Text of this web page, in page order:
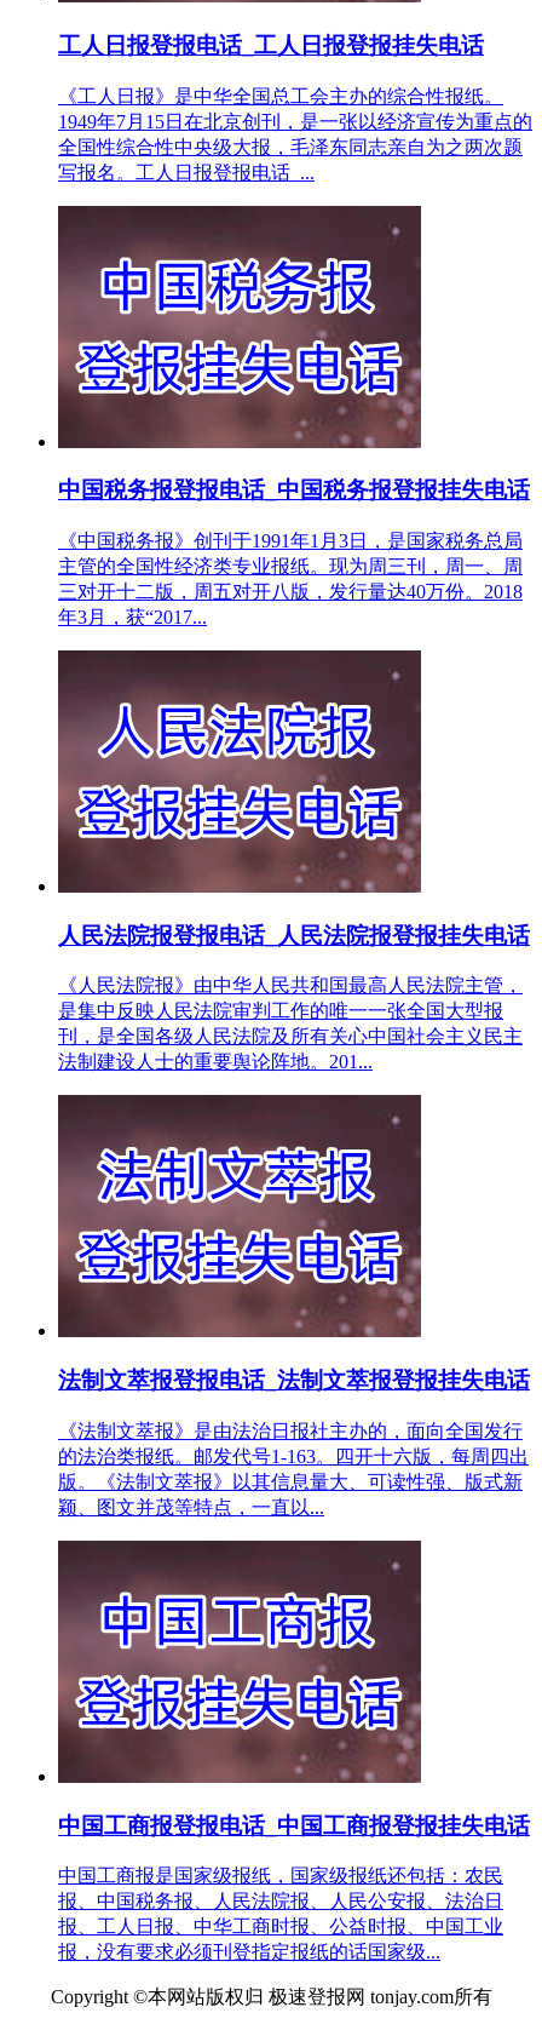
工人日报登报电话_工人日报登报挂失电话
《工人日报》是中华全国总工会主办的综合性报纸。
1949年7月15日在北京创刊，是一张以经济宣传为重点的
全国性综合性中央级大报，毛泽东同志亲自为之两次题
写报名。工人日报登报电话_...
中国税务报登报电话_中国税务报登报挂失电话
《中国税务报》创刊于1991年1月3日，是国家税务总局
主管的全国性经济类专业报纸。现为周三刊，周一、周
三对开十二版，周五对开八版，发行量达40万份。2018
年3月，获“2017...
人民法院报登报电话_人民法院报登报挂失电话
《人民法院报》由中华人民共和国最高人民法院主管，
是集中反映人民法院审判工作的唯一一张全国大型报
刊，是全国各级人民法院及所有关心中国社会主义民主
法制建设人士的重要舆论阵地。201...
法制文萃报登报电话_法制文萃报登报挂失电话
《法制文萃报》是由法治日报社主办的，面向全国发行
的法治类报纸。邮发代号1-163。四开十六版，每周四出
版。《法制文萃报》以其信息量大、可读性强、版式新
颖、图文并茂等特点，一直以...
中国工商报登报电话_中国工商报登报挂失电话
中国工商报是国家级报纸，国家级报纸还包括：农民
报、中国税务报、人民法院报、人民公安报、法治日
报、工人日报、中华工商时报、公益时报、中国工业
报，没有要求必须刊登指定报纸的话国家级...
Copyright ©本网站版权归 极速登报网 tonjay.com所有